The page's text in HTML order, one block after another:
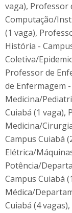
vaga), Professor
Computação/
(1 vaga),
História -
Coletiva/
Professor de
de Enfermagem
Medicina/
Cuiabá (1 vaga),
Medicina/
Campus Cuiabá
Elétrica/
Potência/
Campus Cuiabá
Médica/
Cuiabá (4